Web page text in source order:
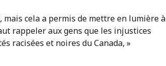
mais cela a permis de mettre en lumière à
rappeler aux gens que les injustices
racisées et noires du Canada, »